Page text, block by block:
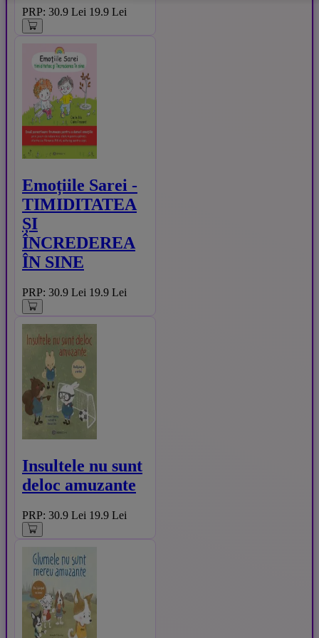
PRP: 30.9 Lei 19.9 Lei
Emoțiile Sarei -
TIMIDITATEA
ȘI
ÎNCREDEREA
ÎN SINE
PRP: 30.9 Lei 19.9 Lei
Insultele nu sunt
deloc amuzante
PRP: 30.9 Lei 19.9 Lei